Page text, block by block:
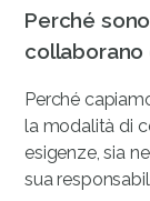
Perché
collaborano
Perché
la modalità di
esigenze, sia
sua